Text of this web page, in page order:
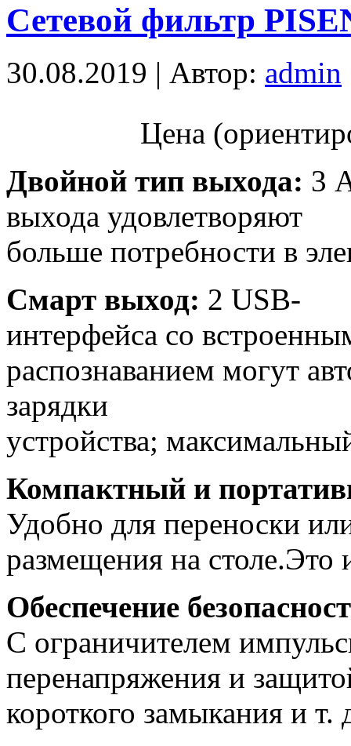
Сетевой фильтр
30.08.2019 | Автор: admin
Цена
Двойной тип выхода: 3
выхода удовлетворяют
больше потребности в
Смарт выход: 2 USB-
интерфейса со
распознаванием могут
зарядки
устройства;
Компактный и
Удобно для переноски
размещения на
Обеспечение
С ограничителем
перенапряжения и
короткого замыкания и т.